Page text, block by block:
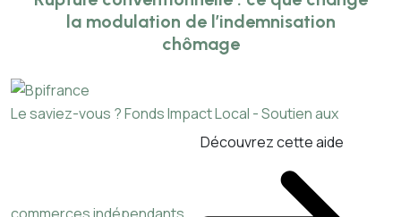
la modulation de l’indemnisation
chômage
Le saviez-vous ?Fonds Impact Local - Soutien aux
Découvrez cette aide